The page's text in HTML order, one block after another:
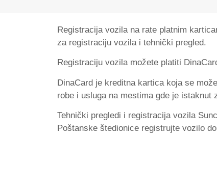
Registracija vozila na rate platnim
za registraciju vozila i tehnički pregled.
Registraciju vozila možete platiti
DinaCard je kreditna kartica koja se
robe i usluga na mestima gde je istaknut
Tehnički pregledi i registracija vozila
Poštanske štedionice registrujte vozilo